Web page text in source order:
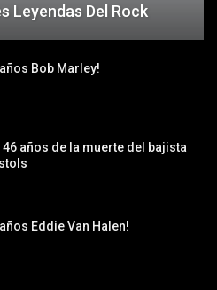
Leyendas Del Rock
Bob Marley!
años de la muerte del bajista
Eddie Van Halen!